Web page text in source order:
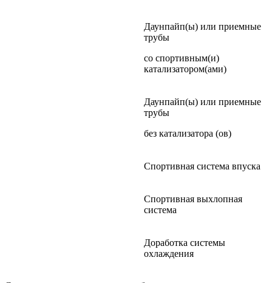
Даунпайп(ы) или приемные
трубы
со спортивным(и)
катализатором(ами)
Даунпайп(ы) или приемные
трубы
без катализатора (ов)
Спортивная система впуска
Спортивная выхлопная
система
Доработка системы
охлаждения